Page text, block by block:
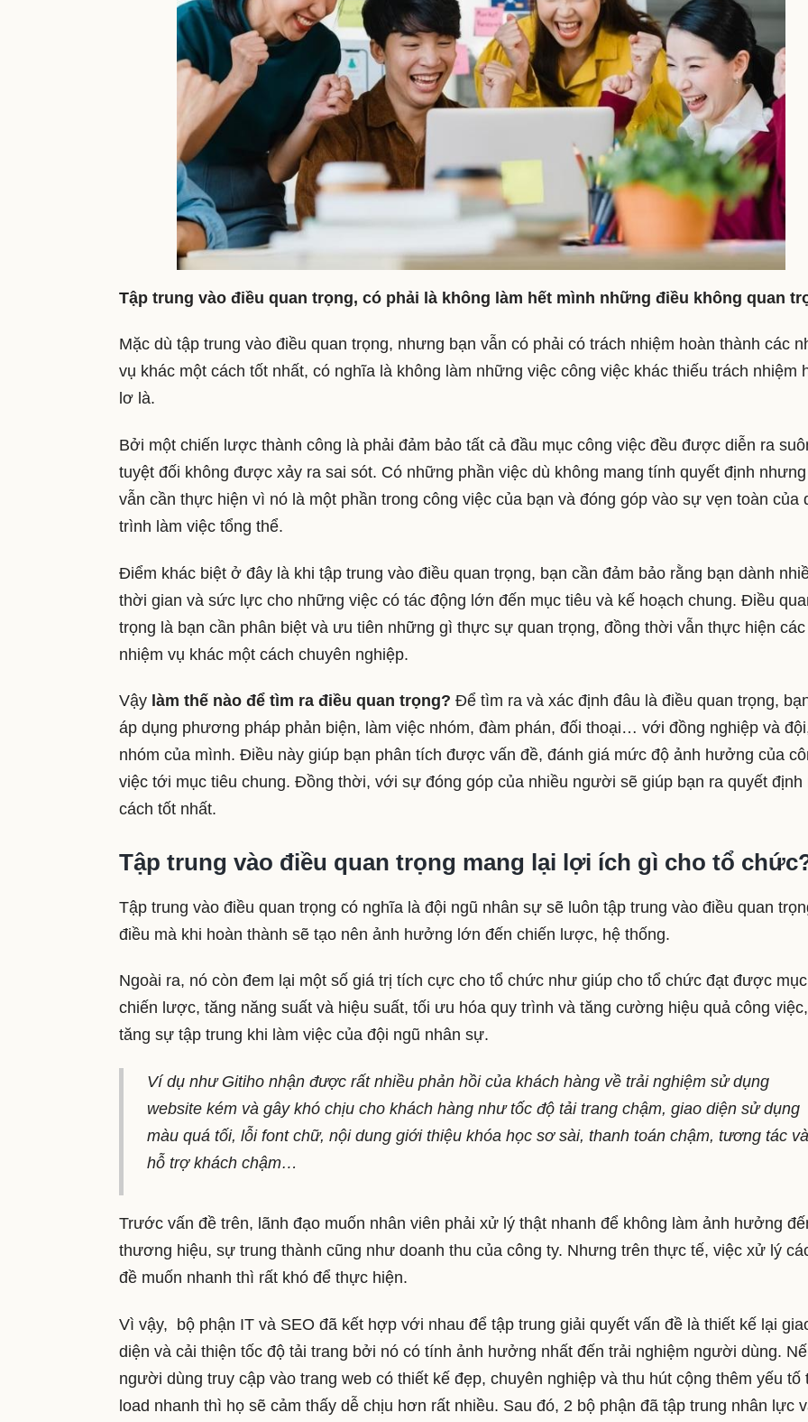
Tập trung vào điều quan trọng, có phải là không làm hết mình những điều không quan
Mặc dù tập trung vào điều quan trọng, nhưng bạn vẫn có phải có trách nhiệm hoàn thành các
vụ khác một cách tốt nhất, có nghĩa là không làm những việc công việc khác thiếu trách nhiệm
lơ là.
Bởi một chiến lược thành công là phải đảm bảo tất cả đầu mục công việc đều được diễn ra
tuyệt đối không được xảy ra sai sót. Có những phần việc dù không mang tính quyết định
vẫn cần thực hiện vì nó là một phần trong công việc của bạn và đóng góp vào sự vẹn toàn của
trình làm việc tổng thể.
Điểm khác biệt ở đây là khi tập trung vào điều quan trọng, bạn cần đảm bảo rằng bạn dành
thời gian và sức lực cho những việc có tác động lớn đến mục tiêu và kế hoạch chung. Điều
trọng là bạn cần phân biệt và ưu tiên những gì thực sự quan trọng, đồng thời vẫn thực hiện các
nhiệm vụ khác một cách chuyên nghiệp.
Vậy làm thế nào để tìm ra điều quan trọng? Để tìm ra và xác định đâu là điều quan trọng,
áp dụng phương pháp phản biện, làm việc nhóm, đàm phán, đối thoại… với đồng nghiệp và
nhóm của mình. Điều này giúp bạn phân tích được vấn đề, đánh giá mức độ ảnh hưởng của
việc tới mục tiêu chung. Đồng thời, với sự đóng góp của nhiều người sẽ giúp bạn ra quyết định
cách tốt nhất.
Tập trung vào điều quan trọng mang lại lợi ích gì cho tổ
Tập trung vào điều quan trọng có nghĩa là đội ngũ nhân sự sẽ luôn tập trung vào điều quan
điều mà khi hoàn thành sẽ tạo nên ảnh hưởng lớn đến chiến lược, hệ thống.
Ngoài ra, nó còn đem lại một số giá trị tích cực cho tổ chức như giúp cho tổ chức đạt được
chiến lược, tăng năng suất và hiệu suất, tối ưu hóa quy trình và tăng cường hiệu quả công việc,
tăng sự tập trung khi làm việc của đội ngũ nhân sự.
Ví dụ như Gitiho nhận được rất nhiều phản hồi của khách hàng về trải nghiệm sử dụng
website kém và gây khó chịu cho khách hàng như tốc độ tải trang chậm, giao diện sử dụng
màu quá tối, lỗi font chữ, nội dung giới thiệu khóa học sơ sài, thanh toán chậm, tương tác và
hỗ trợ khách chậm…
Trước vấn đề trên, lãnh đạo muốn nhân viên phải xử lý thật nhanh để không làm ảnh hưởng
thương hiệu, sự trung thành cũng như doanh thu của công ty. Nhưng trên thực tế, việc xử lý
đề muốn nhanh thì rất khó để thực hiện.
Vì vậy, bộ phận IT và SEO đã kết hợp với nhau để tập trung giải quyết vấn đề là thiết kế lại
diện và cải thiện tốc độ tải trang bởi nó có tính ảnh hưởng nhất đến trải nghiệm người dùng.
người dùng truy cập vào trang web có thiết kế đẹp, chuyên nghiệp và thu hút cộng thêm yếu tố
load nhanh thì họ sẽ cảm thấy dễ chịu hơn rất nhiều. Sau đó, 2 bộ phận đã tập trung nhân lực